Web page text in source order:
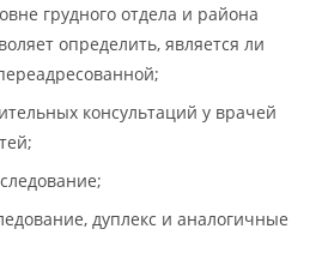
грудного отдела и района
определить, является ли
консультаций у врачей
дуплекс и аналогичные